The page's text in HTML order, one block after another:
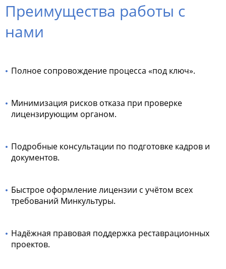
Преимущества работы с
нами
Полное сопровождение процесса «под ключ».
Минимизация рисков отказа при проверке
лицензирующим органом.
Подробные консультации по подготовке кадров и
документов.
Быстрое оформление лицензии с учётом всех
требований Минкультуры.
Надёжная правовая поддержка реставрационных
проектов.